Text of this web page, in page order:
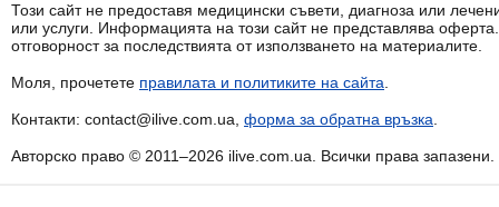
Този сайт не предоставя медицински съвети, диагноза или
или услуги. Информацията на този сайт не представлява
отговорност за последствията от използването на материалите.
Моля, прочетете правилата и политиките на сайта
Контакти: contact@ilive.com.ua, форма за обратна връзка
Авторско право © 2011–2026 ilive.com.ua. Всички права запазени.